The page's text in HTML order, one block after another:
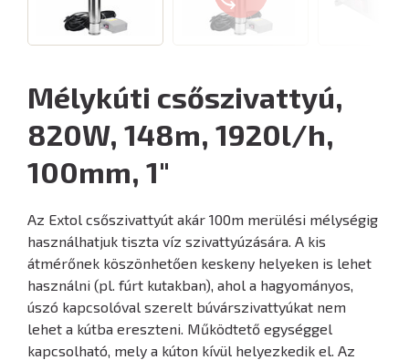
Mélykúti csőszivattyú,
820W, 148m, 1920l/h,
100mm, 1"
Az Extol csőszivattyút akár 100m merülési mélységig
használhatjuk tiszta víz szivattyúzására. A kis
átmérőnek köszönhetően keskeny helyeken is lehet
használni (pl. fúrt kutakban), ahol a hagyományos,
úszó kapcsolóval szerelt búvárszivattyúkat nem
lehet a kútba ereszteni. Működtető egységgel
kapcsolható, mely a kúton kívül helyezkedik el. Az